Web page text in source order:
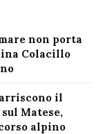
non porta
Colacillo
il
Matese,
alpino